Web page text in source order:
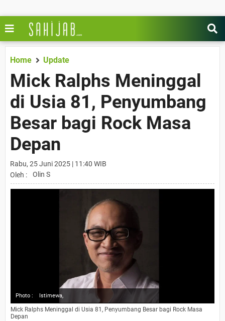
Home Update
Mick Ralphs Meninggal
di Usia 81, Penyumbang
Besar bagi Rock Masa
Depan
Rabu, 25 Juni 2025 | 11:40 WIB
Oleh :
Olin S
Photo : Istimewa,
Mick Ralphs Meninggal di Usia 81, Penyumbang Besar bagi Rock Masa
Depan